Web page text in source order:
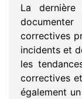
La
correctives
incidents et
les
correctives
également